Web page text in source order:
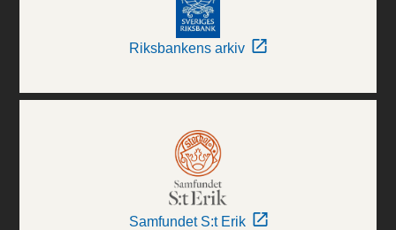
Riksbankens arkiv
Samfundet S:t Erik